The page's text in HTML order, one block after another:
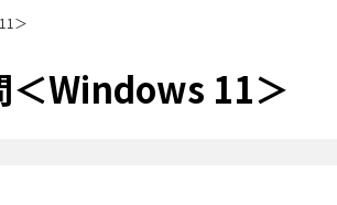
＞
＜Windows 11＞